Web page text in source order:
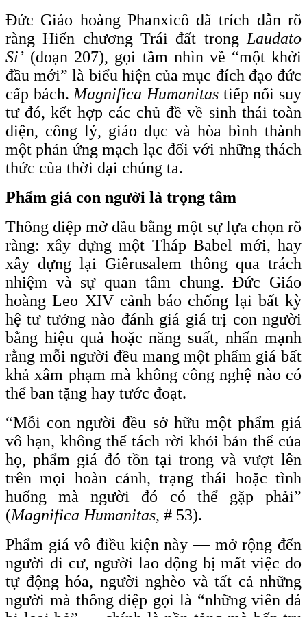
Đức Giáo hoàng Phanxicô đã trích dẫn rõ
ràng Hiến chương Trái đất trong Laudato
Si’ (đoạn 207), gọi tầm nhìn về “một khởi
đầu mới” là biểu hiện của mục đích đạo đức
cấp bách. Magnifica Humanitas tiếp nối suy
tư đó, kết hợp các chủ đề về sinh thái toàn
diện, công lý, giáo dục và hòa bình thành
một phản ứng mạch lạc đối với những thách
thức của thời đại chúng ta.
Phẩm giá con người là trọng tâm
Thông điệp mở đầu bằng một sự lựa chọn rõ
ràng: xây dựng một Tháp Babel mới, hay
xây dựng lại Giêrusalem thông qua trách
nhiệm và sự quan tâm chung. Đức Giáo
hoàng Leo XIV cảnh báo chống lại bất kỳ
hệ tư tưởng nào đánh giá giá trị con người
bằng hiệu quả hoặc năng suất, nhấn mạnh
rằng mỗi người đều mang một phẩm giá bất
khả xâm phạm mà không công nghệ nào có
thể ban tặng hay tước đoạt.
“Mỗi con người đều sở hữu một phẩm giá
vô hạn, không thể tách rời khỏi bản thể của
họ, phẩm giá đó tồn tại trong và vượt lên
trên mọi hoàn cảnh, trạng thái hoặc tình
huống mà người đó có thể gặp phải”
(Magnifica Humanitas, # 53).
Phẩm giá vô điều kiện này — mở rộng đến
người di cư, người lao động bị mất việc do
tự động hóa, người nghèo và tất cả những
người mà thông điệp gọi là “những viên đá